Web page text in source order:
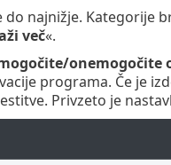
najnižje. Kategorije
več«.
onemogočite
programa. Če je
Privzeto je